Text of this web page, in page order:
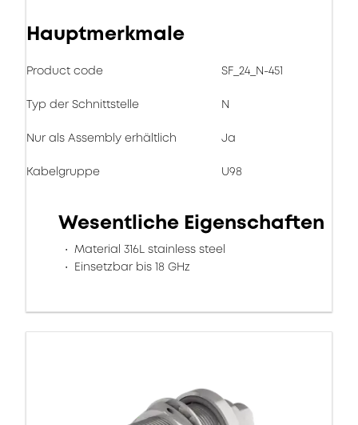
Hauptmerkmale
Product code SF_24_N-451
Typ der Schnittstelle N
Nur als Assembly erhältlich Ja
Kabelgruppe U98
Wesentliche Eigenschaften
Material 316L stainless steel
Einsetzbar bis 18 GHz